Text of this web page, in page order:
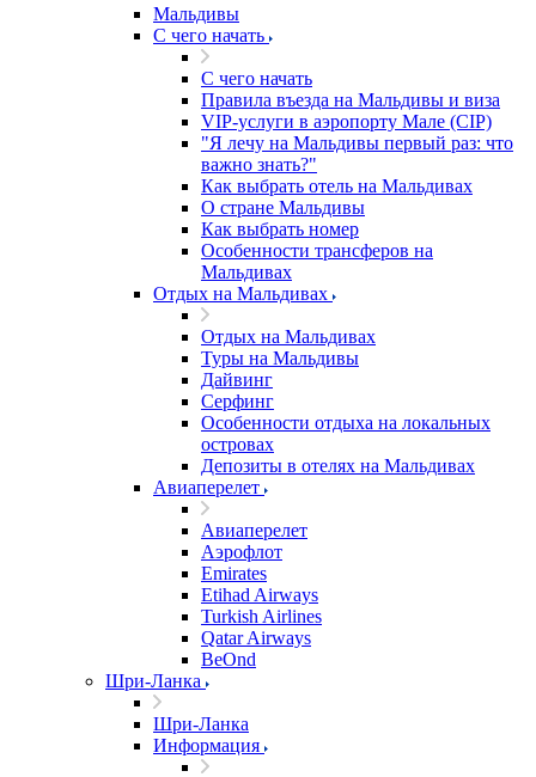
Мальдивы
С чего начать
С чего начать
Правила въезда на Мальдивы и виза
VIP-услуги в аэропорту Мале (CIP)
"Я лечу на Мальдивы первый раз: что
важно знать?"
Как выбрать отель на Мальдивах
О стране Мальдивы
Как выбрать номер
Особенности трансферов на
Мальдивах
Отдых на Мальдивах
Отдых на Мальдивах
Туры на Мальдивы
Дайвинг
Серфинг
Особенности отдыха на локальных
островах
Депозиты в отелях на Мальдивах
Авиаперелет
Авиаперелет
Аэрофлот
Emirates
Etihad Airways
Turkish Airlines
Qatar Airways
BeOnd
Шри-Ланка
Шри-Ланка
Информация